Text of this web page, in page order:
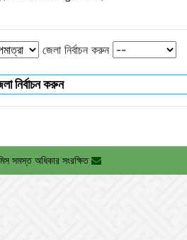
জেলা নির্বাচন করুন
নির্বাচন করুন
সমস্ত অধিকার সংরক্ষিত